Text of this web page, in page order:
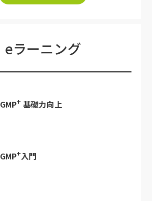
eラーニング
GMP+ 基礎力向上
GMP+入門